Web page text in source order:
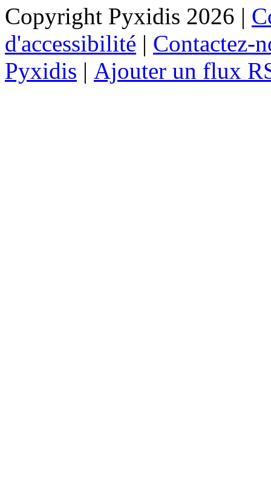
Copyright Pyxidis 2026 |
d'accessibilité | Contactez-
Pyxidis | Ajouter un flux